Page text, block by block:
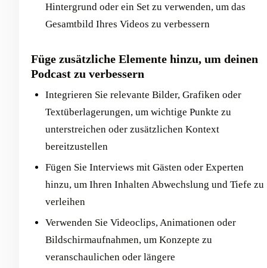
Hintergrund oder ein Set zu verwenden, um das
Gesamtbild Ihres Videos zu verbessern
Füge zusätzliche Elemente hinzu, um deinen
Podcast zu verbessern
Integrieren Sie relevante Bilder, Grafiken oder
Textüberlagerungen, um wichtige Punkte zu
unterstreichen oder zusätzlichen Kontext
bereitzustellen
Fügen Sie Interviews mit Gästen oder Experten
hinzu, um Ihren Inhalten Abwechslung und Tiefe zu
verleihen
Verwenden Sie Videoclips, Animationen oder
Bildschirmaufnahmen, um Konzepte zu
veranschaulichen oder längere